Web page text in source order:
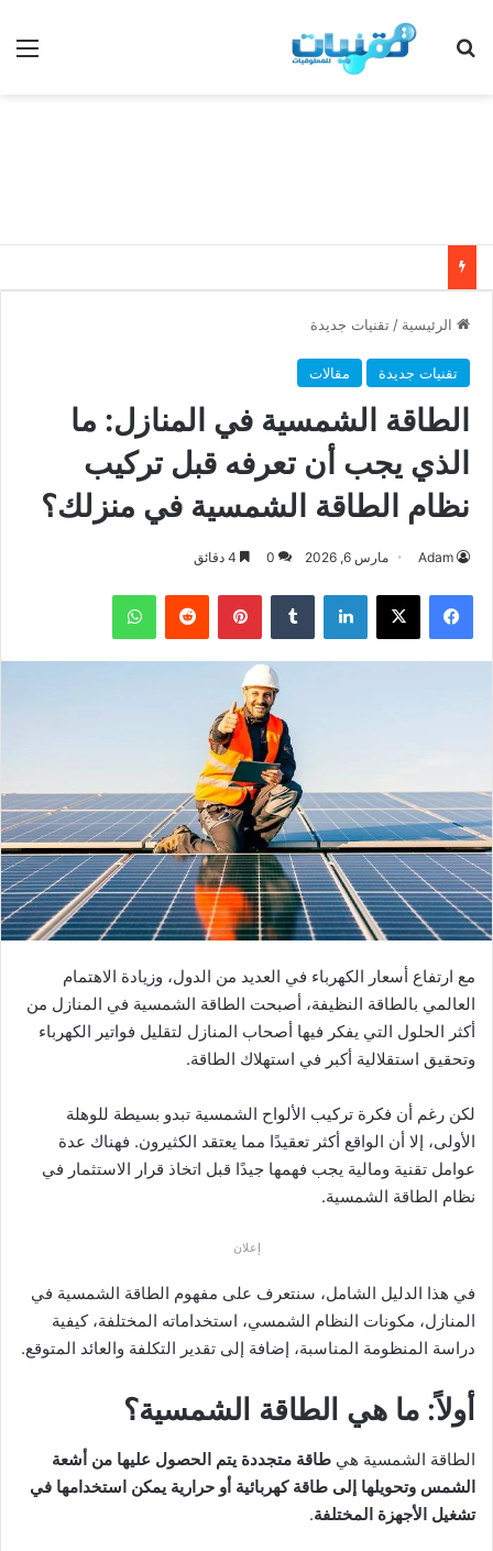
بحث عن
الرئيسية / تقنيات جديدة
تقنيات جديدة مقالات
الطاقة الشمسية في المنازل: ما
الذي يجب أن تعرفه قبل تركيب
نظام الطاقة الشمسية في منزلك؟
Adam مارس 6, 2026 0
فيسبوك ‫X لينكدإن بينتيريست واتساب
مع ارتفاع أسعار الكهرباء في العديد من الدول، وزيادة الاهتمام
العالمي بالطاقة النظيفة، أصبحت الطاقة الشمسية في المنازل من
أكثر الحلول التي يفكر فيها أصحاب المنازل لتقليل فواتير الكهرباء
وتحقيق استقلالية أكبر في استهلاك الطاقة.
لكن رغم أن فكرة تركيب الألواح الشمسية تبدو بسيطة للوهلة
الأولى، إلا أن الواقع أكثر تعقيدًا مما يعتقد الكثيرون. فهناك عدة
عوامل تقنية ومالية يجب فهمها جيدًا قبل اتخاذ قرار الاستثمار في
نظام الطاقة الشمسية.
إعلان
في هذا الدليل الشامل، سنتعرف على مفهوم الطاقة الشمسية في
المنازل، مكونات النظام الشمسي، استخداماته المختلفة، كيفية
دراسة المنظومة المناسبة، إضافة إلى تقدير التكلفة والعائد المتوقع.
أولاً: ما هي الطاقة الشمسية؟
الطاقة الشمسية هي طاقة متجددة يتم الحصول عليها من أشعة
الشمس وتحويلها إلى طاقة كهربائية أو حرارية يمكن استخدامها في
تشغيل الأجهزة المختلفة.